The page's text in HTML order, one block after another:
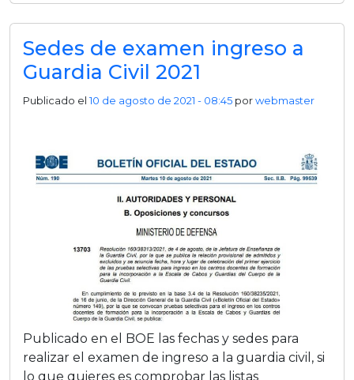
Sedes de examen ingreso a
Guardia Civil 2021
Publicado el10 de agosto de 2021 - 08:45 porwebmaster
Publicado en el BOE las fechas y sedes para
realizar el examen de ingreso a la guardia civil, si
lo que quieres es comprobar las listas